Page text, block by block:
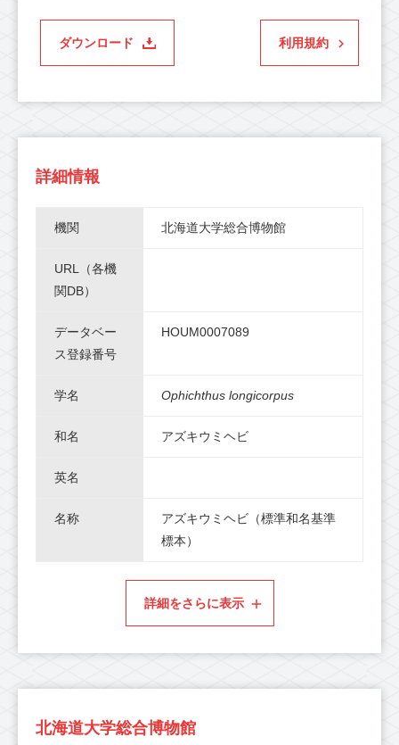
ダウンロード 利用規約
詳細情報
機関 北海道大学総合博物館
URL（各機
関DB）
データベー
ス登録番号
HOUM0007089
学名 Ophichthus longicorpus
和名 アズキウミヘビ
英名
名称
アズキウミヘビ（標準和名基準
標本）
詳細をさらに表示
北海道大学総合博物館